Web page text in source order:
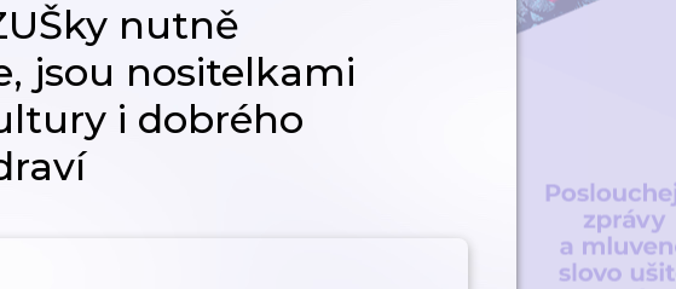
nutně
jsou nositelkami
i dobrého